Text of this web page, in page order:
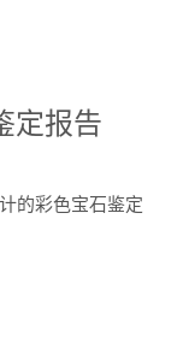
定报告
的彩色宝石鉴定